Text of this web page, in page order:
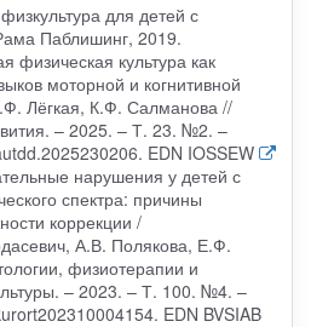
для детей с
Паблишинг, 2019.
физическая культура как
моторной и когнитивной
Лёгкая, К.Ф. Салманова //
– 2025. – Т. 23. №2. –
EDN IOSSEW
нарушения у детей с
спектра: причины
коррекции /
А.В. Полякова, Е.Ф.
физиотерапии и
– 2023. – Т. 100. №4. –
EDN BVSIAB